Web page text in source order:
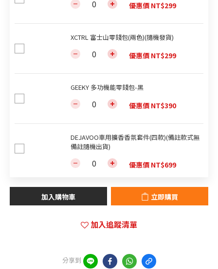
優惠價 NT$299
XCTRL 富士山零錢包(兩色)(隨機發貨)
優惠價 NT$299
GEEKY 多功機能零錢包-黑
優惠價 NT$390
DEJAVOO車用擴香香氛套件(四款)(備註款式無
備註隨機出貨)
優惠價 NT$699
加入購物車 立即購買
加入追蹤清單
分享到